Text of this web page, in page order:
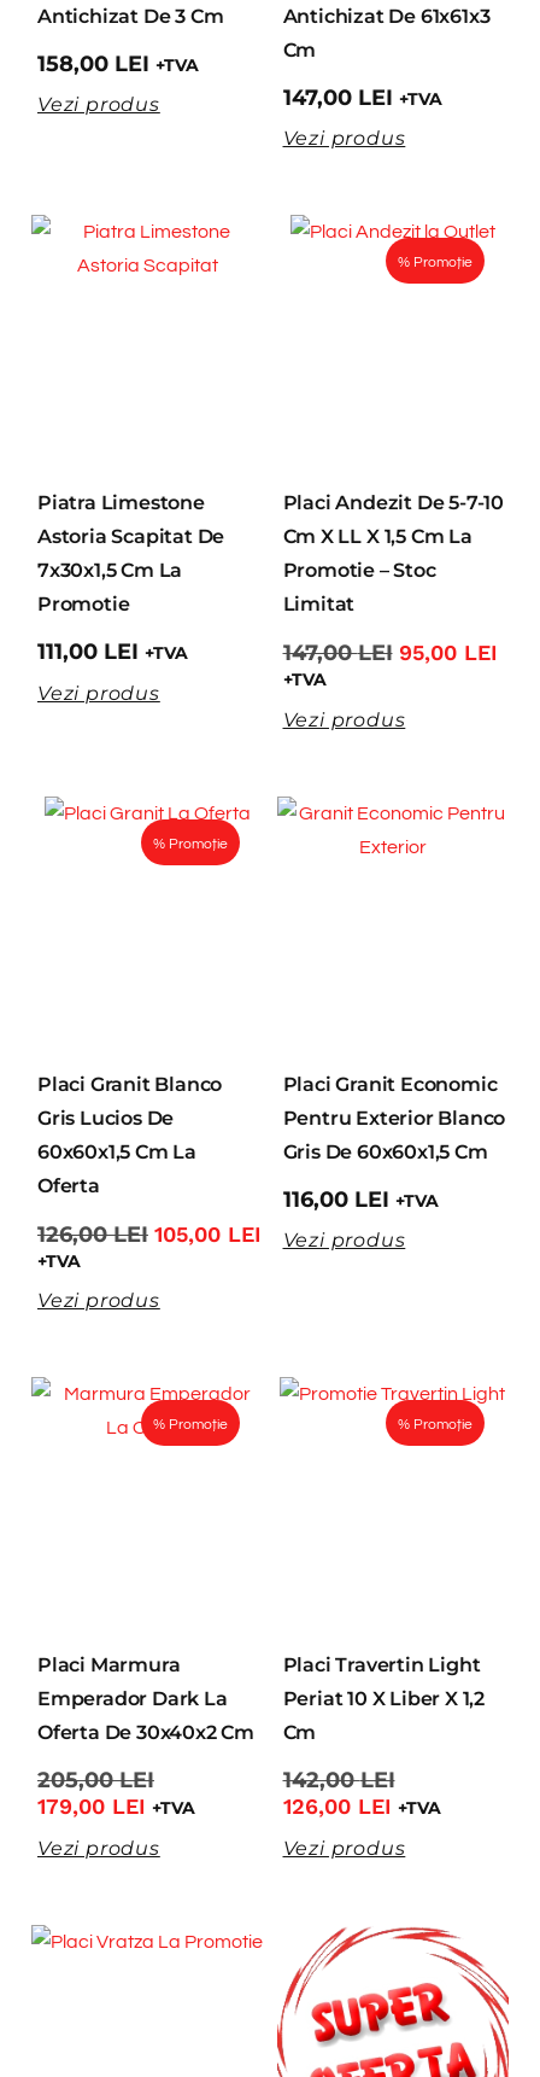
Antichizat De 3 Cm
158,00 LEI +TVA
Vezi produs
Antichizat De 61x61x3
Cm
147,00 LEI +TVA
Vezi produs
Piatra Limestone
Astoria Scapitat De
7x30x1,5 Cm La
Promotie
111,00 LEI +TVA
Vezi produs
% Promoție
Placi Andezit De 5-7-10
Cm X LL X 1,5 Cm La
Promotie – Stoc
Limitat
147,00LEI 95,00 LEI
+TVA
Vezi produs
% Promoție
Placi Granit Blanco
Gris Lucios De
60x60x1,5 Cm La
Oferta
126,00LEI 105,00 LEI
+TVA
Vezi produs
Placi Granit Economic
Pentru Exterior Blanco
Gris De 60x60x1,5 Cm
116,00 LEI +TVA
Vezi produs
% Promoție
Placi Marmura
Emperador Dark La
Oferta De 30x40x2 Cm
205,00LEI
179,00 LEI +TVA
Vezi produs
% Promoție
Placi Travertin Light
Periat 10 X Liber X 1,2
Cm
142,00LEI
126,00 LEI +TVA
Vezi produs